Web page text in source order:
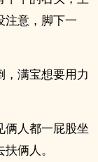
注意，脚下一
，满宝想要用力
俩人都一屁股坐
俩人。